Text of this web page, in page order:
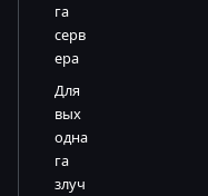
га
серв
ера
Для
вых
одна
га
злуч